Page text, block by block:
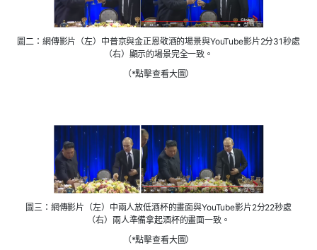
圖二：網傳影片（左）中普京與金正恩敬酒的場景與YouTube影片2分31秒處
（右）顯示的場景完全一致。
（*點擊查看大圖）
圖三：網傳影片（左）中兩人放低酒杯的畫面與YouTube影片2分22秒處
（右）兩人準備拿起酒杯的畫面一致。
（*點擊查看大圖）